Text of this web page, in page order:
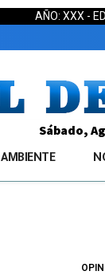
AÑO: XXX -
Sábado,
AMBIENTE